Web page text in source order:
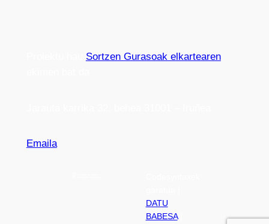
Sortzen Gurasoak elkartearen
Emaila
DATU
BABESA|